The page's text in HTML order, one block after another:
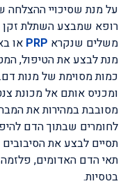
על מנת שסיכויי ההצלחה
רופא שמבצע השתלת זקן
משלים שנקרא PRP
מנת לבצע את הטיפול,
כמות מסוימת של מנות
ומכניס אותם אל מכונת
מסובבת במהירות את
לחומרים שבתוך הדם
תסיים לבצע את
תאי הדם האדומים,
בטסיות.